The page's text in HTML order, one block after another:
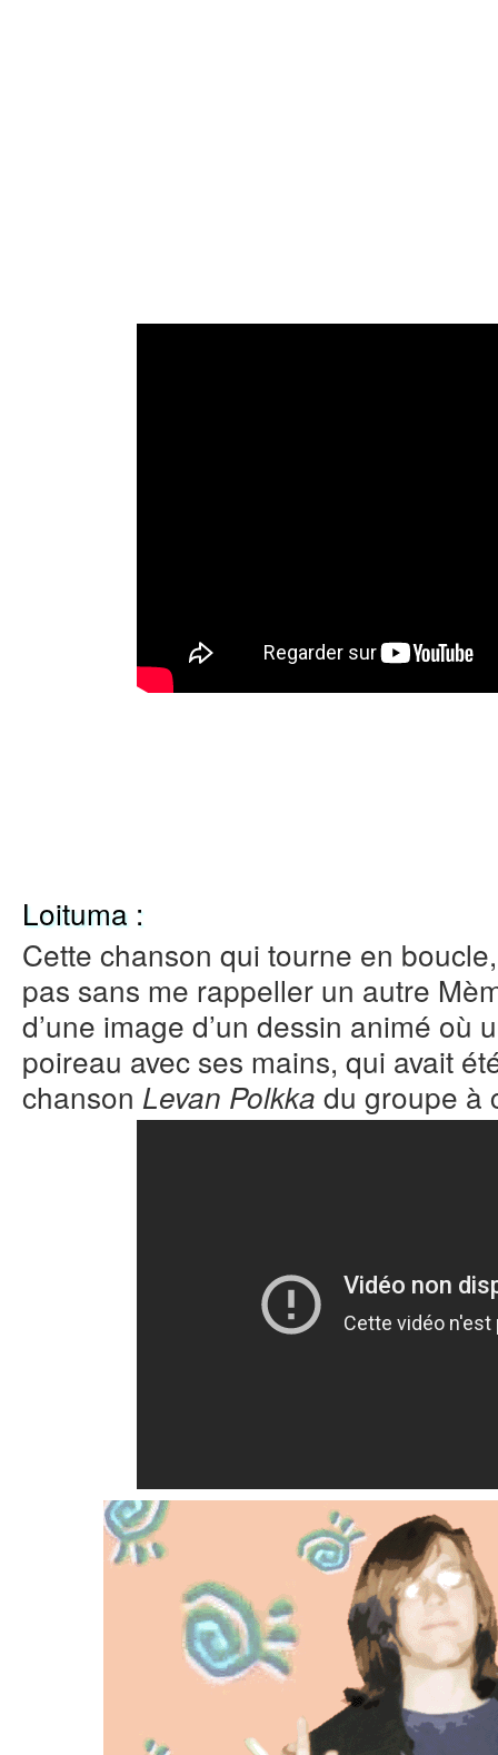
Loituma :
Cette chanson qui tourne en
pas sans me rappeller un autre
d’une image d’un dessin animé où
poireau avec ses mains, qui avait
chanson Levan Polkka du groupe à